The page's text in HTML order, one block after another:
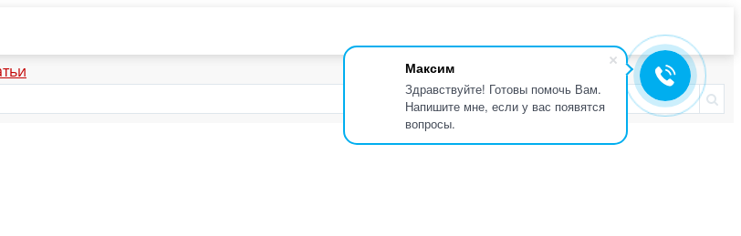
Максим
Здравствуйте! Готовы помочь Вам.
Напишите мне, если у вас появятся
вопросы.